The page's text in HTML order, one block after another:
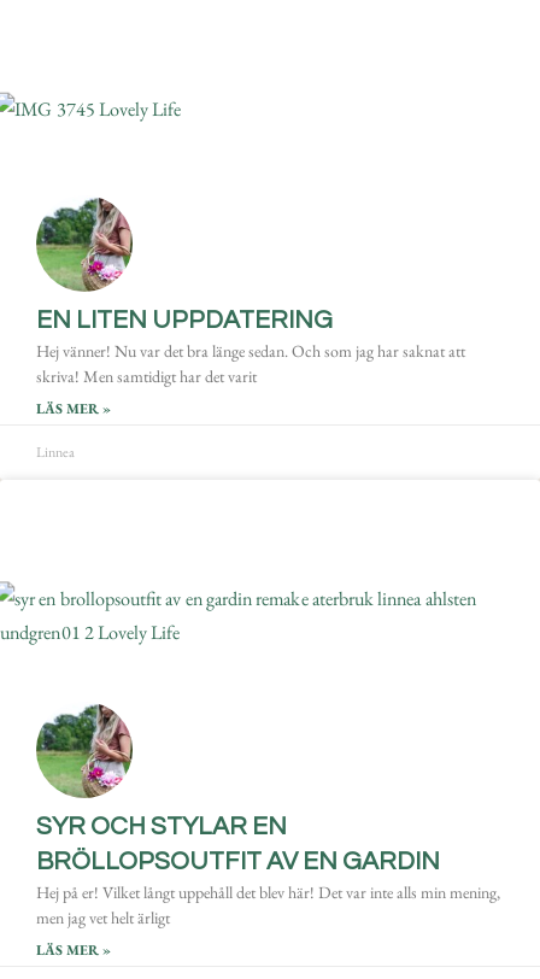
EN LITEN UPPDATERING
Hej vänner! Nu var det bra länge sedan. Och som jag har saknat att
skriva! Men samtidigt har det varit
LÄS MER »
Linnea
SYR OCH STYLAR EN
BRÖLLOPSOUTFIT AV EN GARDIN
Hej på er! Vilket långt uppehåll det blev här! Det var inte alls min mening,
men jag vet helt ärligt
LÄS MER »